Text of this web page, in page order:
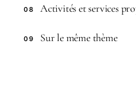
08 Activités et services
09 Sur le même thème